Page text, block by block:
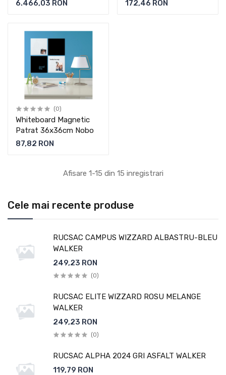
Cele mai recente produse
RUCSAC CAMPUS WIZZARD ALBASTRU-BLEU
WALKER
249,23 RON
(0)
RUCSAC ELITE WIZZARD ROSU MELANGE
WALKER
249,23 RON
(0)
RUCSAC ALPHA 2024 GRI ASFALT WALKER
119,79 RON
6.466,03 RON 172,46 RON
(0)
Whiteboard Magnetic
Patrat 36x36cm Nobo
87,82 RON
Afisare 1-15 din 15 inregistrari